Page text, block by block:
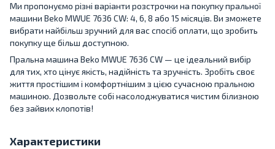
Ми пропонуємо різні варіанти розстрочки на покупку пральної
машини Beko MWUE 7636 CW: 4, 6, 8 або 15 місяців. Ви зможете
вибрати найбільш зручний для вас спосіб оплати, що зробить
покупку ще більш доступною.
Пральна машина Beko MWUE 7636 CW — це ідеальний вибір
для тих, хто цінує якість, надійність та зручність. Зробіть своє
життя простішим і комфортнішим з цією сучасною пральною
машиною. Дозвольте собі насолоджуватися чистим білизною
без зайвих клопотів!
Характеристики